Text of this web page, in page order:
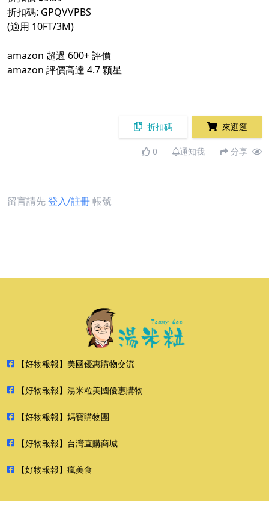
折扣碼: GPQVVPBS
(適用 10FT/3M)
amazon 超過 600+ 評價
amazon 評價高達 4.7 顆星
折扣碼 來逛逛
0 通知我 分享
留言請先登入/註冊帳號
【好物報報】美國優惠購物交流
【好物報報】湯米粒美國優惠購物
【好物報報】媽寶購物團
【好物報報】台灣直購商城
【好物報報】瘋美食